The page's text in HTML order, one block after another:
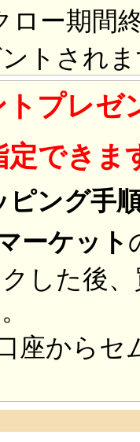
ー期間
トされ
プレゼ
定できま
ピング手
ーケット
した後
座からセ